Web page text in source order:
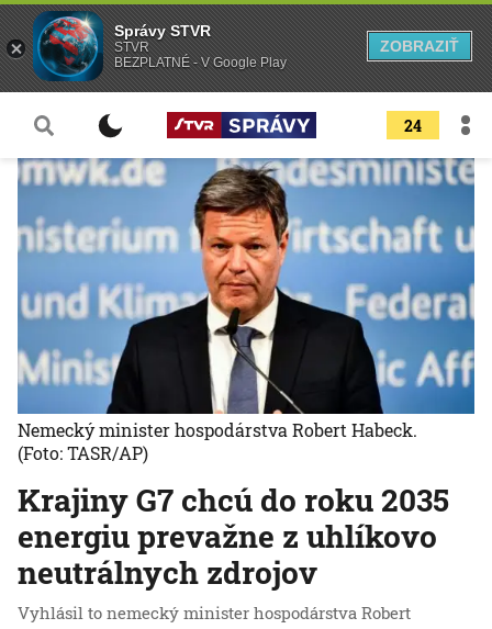
24
Krajiny G7 chcú do roku 2035
energiu prevažne z uhlíkovo
neutrálnych zdrojov
Vyhlásil to nemecký minister hospodárstva Robert
Nemecký minister hospodárstva Robert Habeck.
(Foto: TASR/AP)
Správy STVR
STVR
BEZPLATNÉ - V Google Play
ZOBRAZIŤ